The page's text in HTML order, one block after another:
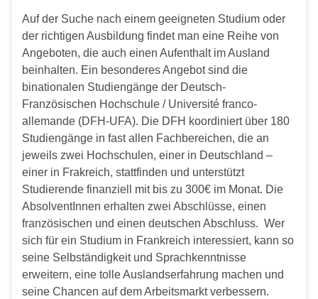
Auf der Suche nach einem geeigneten Studium oder
der richtigen Ausbildung findet man eine Reihe von
Angeboten, die auch einen Aufenthalt im Ausland
beinhalten. Ein besonderes Angebot sind die
binationalen Studiengänge der Deutsch-
Französischen Hochschule / Université franco-
allemande (DFH-UFA). Die DFH koordiniert über 180
Studiengänge in fast allen Fachbereichen, die an
jeweils zwei Hochschulen, einer in Deutschland –
einer in Frakreich, stattfinden und unterstützt
Studierende finanziell mit bis zu 300€ im Monat. Die
AbsolventInnen erhalten zwei Abschlüsse, einen
französischen und einen deutschen Abschluss. Wer
sich für ein Studium in Frankreich interessiert, kann so
seine Selbständigkeit und Sprachkenntnisse
erweitern, eine tolle Auslandserfahrung machen und
seine Chancen auf dem Arbeitsmarkt verbessern.